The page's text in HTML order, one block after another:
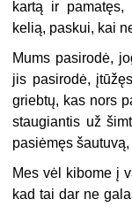
kartą ir pamatęs,
kelią, paskui, kai
Mums pasirodė,
jis pasirodė,
griebtų, kas nors
staugiantis už
pasiėmęs
Mes vėl kibome į
kad tai dar ne